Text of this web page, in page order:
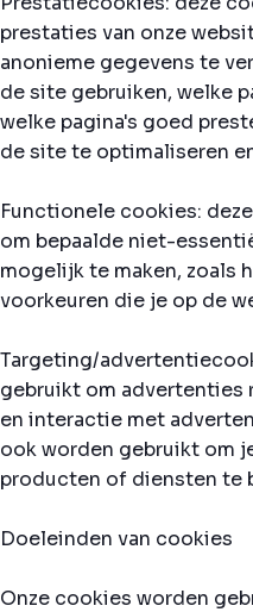
prestaties van onze
anonieme gegevens te
de site gebruiken, welke
welke pagina's goed
de site te optimaliseren
Functionele cookies:
om bepaalde niet-
mogelijk te maken, zoals
voorkeuren die je op de
Targeting/
gebruikt om advertenties
en interactie met
ook worden gebruikt om
producten of diensten te
Doeleinden van cookies
Onze cookies worden